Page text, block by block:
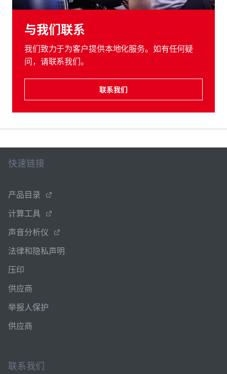
与我们联系
我们致力于为客户提供本地化服务。如有任何疑
问，请联系我们。
联系我们
快速链接
产品目录
计算工具
声音分析仪
法律和隐私声明
压印
供应商
举报人保护
供应商
联系我们